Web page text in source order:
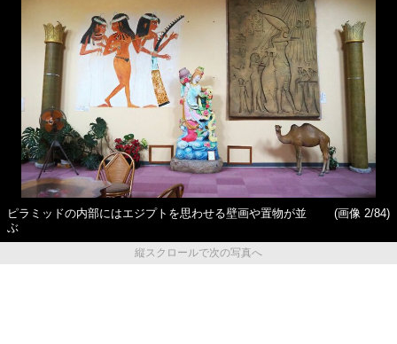
ピラミッドの内部にはエジプトを思わせる壁画や置物が並
ぶ
(画像 2/84)
縦スクロールで次の写真へ